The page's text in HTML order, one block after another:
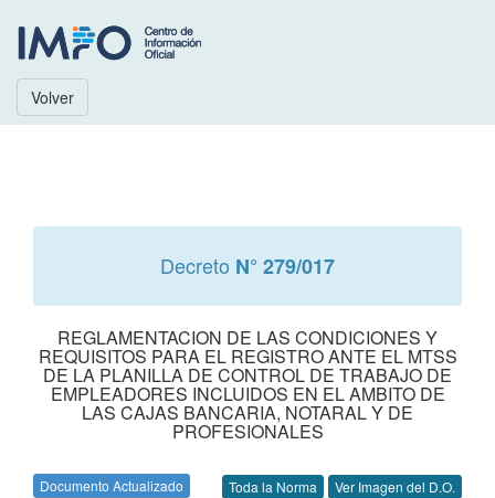
Volver
Decreto N° 279/017
REGLAMENTACION DE LAS CONDICIONES Y
REQUISITOS PARA EL REGISTRO ANTE EL MTSS
DE LA PLANILLA DE CONTROL DE TRABAJO DE
EMPLEADORES INCLUIDOS EN EL AMBITO DE
LAS CAJAS BANCARIA, NOTARAL Y DE
PROFESIONALES
Documento Actualizado Toda la Norma Ver Imagen del D.O.